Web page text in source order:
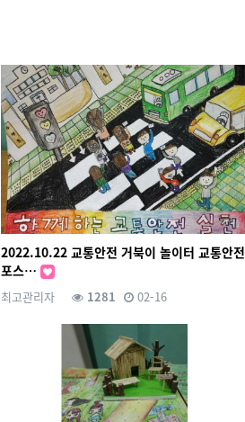
2022.10.22 교통안전 거북이 놀이터 교통안전
포스…
최고관리자 1281 02-16